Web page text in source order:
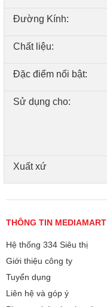
Đường Kính:
Chất liệu:
Đặc điểm nổi bật:
Sử dụng cho:
Xuất xứ
THÔNG TIN MEDIAMART
Hệ thống 334 Siêu thị
Giới thiệu công ty
Tuyển dụng
Liên hệ và góp ý